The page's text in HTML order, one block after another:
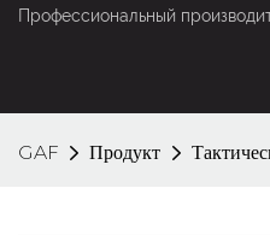
Профессиональный
GAF Продукт